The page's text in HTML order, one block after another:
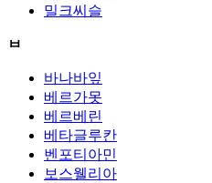
밀크씨슬
ㅂ
바나바잎
베르가못
베르베린
베타글루칸
벤포티아민
보스웰리아